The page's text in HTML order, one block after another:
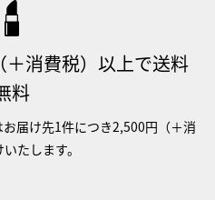
＋消費税）以上で送料
料
届け先1件につき2,500円（＋消
たします。